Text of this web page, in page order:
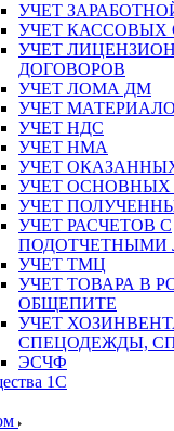
УЧЕТ
УЧЕТ КАССОВЫХ
УЧЕТ
ДОГОВОРОВ
УЧЕТ ЛОМА ДМ
УЧЕТ
УЧЕТ НДС
УЧЕТ НМА
УЧЕТ
УЧЕТ ОСНОВНЫХ
УЧЕТ
УЧЕТ РАСЧЕТОВ С
ПОДОТЧЕТНЫМИ
УЧЕТ ТМЦ
УЧЕТ ТОВАРА В
ОБЩЕПИТЕ
УЧЕТ
СПЕЦОДЕЖДЫ,
ЭСЧФ
1С